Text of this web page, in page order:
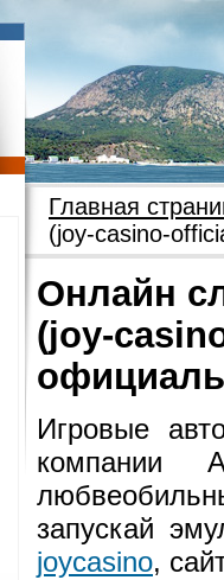
Главная
(joy-casino-
Онлайн
(joy-
Игровые
компании
запускай
joycasino,